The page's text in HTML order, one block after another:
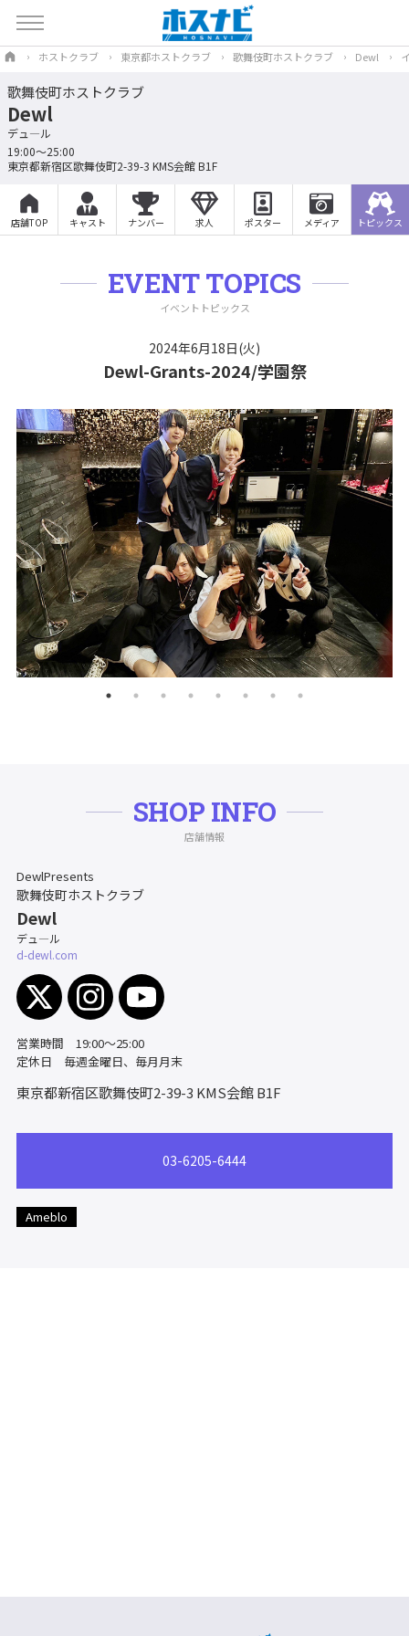
ホストクラブ 東京都ホストクラブ 歌舞伎町ホストクラブ Dewl
歌舞伎町ホストクラブ
Dewl
デュ―ル
19:00～25:00
東京都新宿区歌舞伎町2-39-3 KMS会館 B1F
店舗TOP キャスト ナンバー 求人 ポスター メディア トピックス
EVENT TOPICS
イベントトピックス
2024年6月18日(火)
Dewl-Grants-2024/学園祭
SHOP INFO
店舗情報
DewlPresents
歌舞伎町ホストクラブ
Dewl
デュ―ル
d-dewl.com
営業時間 19:00～25:00
定休日 毎週金曜日、毎月月末
東京都新宿区歌舞伎町2-39-3 KMS会館 B1F
03-6205-6444
Ameblo